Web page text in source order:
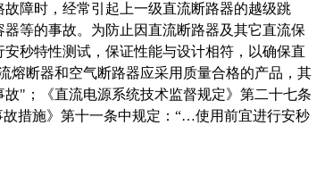
障时，经常引起上一级直流断路器的越级跳
等的事故。为防止因直流断路器及其它直流保
秒特性测试，保证性能与设计相符，以确保直
熔断器和空气断路器应采用质量合格的产品，其
故" ；《直流电源系统技术监督规定》第二十七条
措施》第十一条中规定： “…使用前宜进行安秒